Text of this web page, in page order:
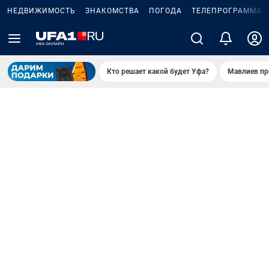
НЕДВИЖИМОСТЬ ЗНАКОМСТВА ПОГОДА ТЕЛЕПРОГРАММА
Кто решает какой будет Уфа? Мавлиев